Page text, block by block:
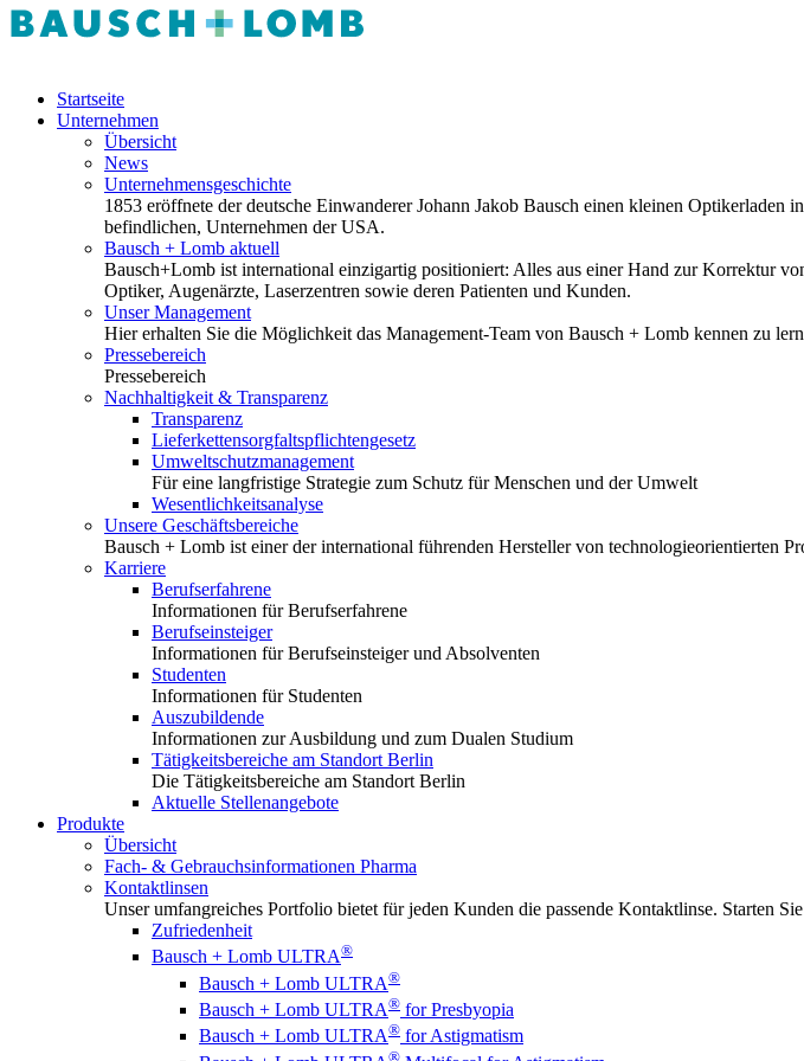
Startseite
Unternehmen
Übersicht
News
Unternehmensgeschichte
1853 eröffnete der deutsche Einwanderer Johann Jakob Bausch einen kleinen
befindlichen, Unternehmen der USA.
Bausch + Lomb aktuell
Bausch+Lomb ist international einzigartig positioniert: Alles aus einer Hand zur Korrektur
Optiker, Augenärzte, Laserzentren sowie deren Patienten und Kunden.
Unser Management
Hier erhalten Sie die Möglichkeit das Management-Team von Bausch + Lomb kennen zu
Pressebereich
Pressebereich
Nachhaltigkeit & Transparenz
Transparenz
Lieferkettensorgfaltspflichtengesetz
Umweltschutzmanagement
Für eine langfristige Strategie zum Schutz für Menschen und der Umwelt
Wesentlichkeitsanalyse
Unsere Geschäftsbereiche
Bausch + Lomb ist einer der international führenden Hersteller von technologieorientierten
Karriere
Berufserfahrene
Informationen für Berufserfahrene
Berufseinsteiger
Informationen für Berufseinsteiger und Absolventen
Studenten
Informationen für Studenten
Auszubildende
Informationen zur Ausbildung und zum Dualen Studium
Tätigkeitsbereiche am Standort Berlin
Die Tätigkeitsbereiche am Standort Berlin
Aktuelle Stellenangebote
Produkte
Übersicht
Fach- & Gebrauchsinformationen Pharma
Kontaktlinsen
Unser umfangreiches Portfolio bietet für jeden Kunden die passende Kontaktlinse. Starten
Zufriedenheit
Bausch + Lomb ULTRA®
Bausch + Lomb ULTRA®
Bausch + Lomb ULTRA® for Presbyopia
Bausch + Lomb ULTRA® for Astigmatism
®